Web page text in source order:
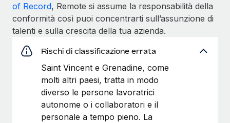
of Record, Remote si assume la responsabilità della
conformità così puoi concentrarti sull’assunzione di
talenti e sulla crescita della tua azienda.
Rischi di classificazione errata
Saint Vincent e Grenadine, come
molti altri paesi, tratta in modo
diverso le persone lavoratrici
autonome o i collaboratori e il
personale a tempo pieno. La